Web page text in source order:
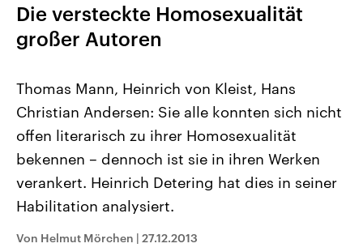
Landtagswahl Sachsen-Anhalt
2026
Alle Informationen
Sachsen-Anhalt wählt am 6.
September 2026 einen neuen
Landtag. Seit 2021 wird das
Bundesland von einer Koalition aus
CDU, SPD und FDP regiert.-
Umfragen, Prognosen,
Wahlprogramme, aktuelle Berichte
Aktuelle Beiträge,
Hintergründe
Wirtschaftlich und
gehören die Vereinigten
den mächtigsten Ländern
Die versteckte Homosexualität
großer Autoren
Thomas Mann, Heinrich von Kleist, Hans
Christian Andersen: Sie alle konnten sich nicht
offen literarisch zu ihrer Homosexualität
bekennen – dennoch ist sie in ihren Werken
verankert. Heinrich Detering hat dies in seiner
Habilitation analysiert.
Von Helmut Mörchen | 27.12.2013